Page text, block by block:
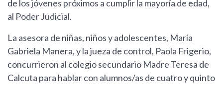
de los jóvenes próximos a cumplir la mayoría de edad,
al Poder Judicial.
La asesora de niñas, niños y adolescentes, María
Gabriela Manera, y la jueza de control, Paola Frigerio,
concurrieron al colegio secundario Madre Teresa de
Calcuta para hablar con alumnos/as de cuatro y quinto